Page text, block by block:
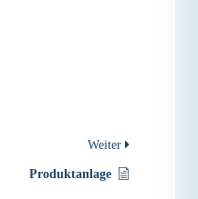
Weiter
Produktanlage